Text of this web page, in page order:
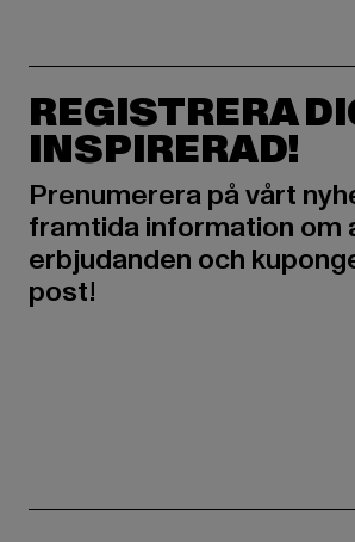
REGISTRERA
INSPIRERAD!
Prenumerera på vårt
framtida information om
erbjudanden och
post!